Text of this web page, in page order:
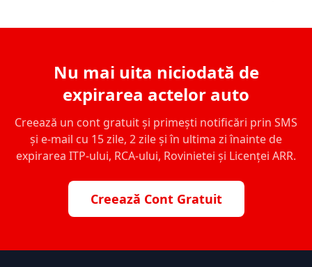
Nu mai uita niciodată de
expirarea actelor auto
Creează un cont gratuit și primești notificări prin SMS
și e-mail cu 15 zile, 2 zile și în ultima zi înainte de
expirarea ITP-ului, RCA-ului, Rovinietei și Licenței ARR.
Creează Cont Gratuit